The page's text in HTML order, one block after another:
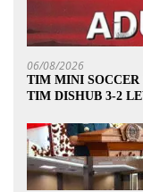
06/08/2026
TIM MINI
TIM DISHUB 3-2